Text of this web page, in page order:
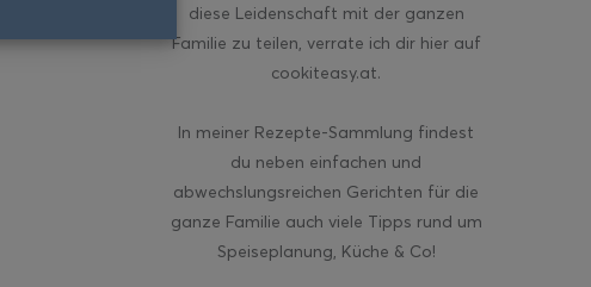
diese Leidenschaft mit der ganzen
Familie zu teilen, verrate ich dir hier auf
cookiteasy.at.
In meiner Rezepte-Sammlung findest
du neben einfachen und
abwechslungsreichen Gerichten für die
ganze Familie auch viele Tipps rund um
Speiseplanung, Küche & Co!